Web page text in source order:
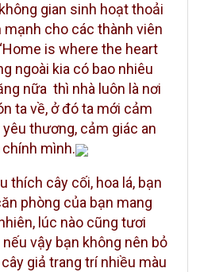
gian sinh hoạt thoải
mạnh cho các thành viên
is where the heart
ngoài kia có bao nhiêu
nữa thì nhà luôn là nơi
ta về, ở đó ta mới cảm
thương, cảm giác an
mình.
thích cây cối, hoa lá, bạn
phòng của bạn mang
lúc nào cũng tươi
vậy bạn không nên bỏ
giả trang trí nhiều màu